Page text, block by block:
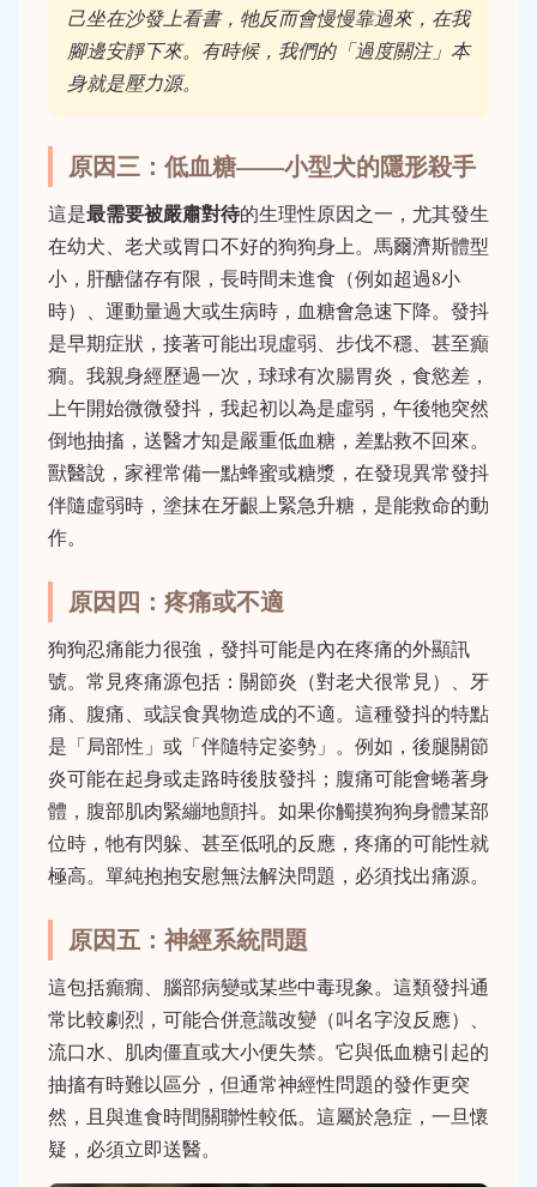
己坐在沙發上看書，牠反而會慢慢靠過來，在我
腳邊安靜下來。有時候，我們的「過度關注」本
身就是壓力源。
原因三：低血糖——小型犬的隱形殺手
這是最需要被嚴肅對待的生理性原因之一，尤其發生
在幼犬、老犬或胃口不好的狗狗身上。馬爾濟斯體型
小，肝醣儲存有限，長時間未進食（例如超過8小
時）、運動量過大或生病時，血糖會急速下降。發抖
是早期症狀，接著可能出現虛弱、步伐不穩、甚至癲
癇。我親身經歷過一次，球球有次腸胃炎，食慾差，
上午開始微微發抖，我起初以為是虛弱，午後牠突然
倒地抽搐，送醫才知是嚴重低血糖，差點救不回來。
獸醫說，家裡常備一點蜂蜜或糖漿，在發現異常發抖
伴隨虛弱時，塗抹在牙齦上緊急升糖，是能救命的動
作。
原因四：疼痛或不適
狗狗忍痛能力很強，發抖可能是內在疼痛的外顯訊
號。常見疼痛源包括：關節炎（對老犬很常見）、牙
痛、腹痛、或誤食異物造成的不適。這種發抖的特點
是「局部性」或「伴隨特定姿勢」。例如，後腿關節
炎可能在起身或走路時後肢發抖；腹痛可能會蜷著身
體，腹部肌肉緊繃地顫抖。如果你觸摸狗狗身體某部
位時，牠有閃躲、甚至低吼的反應，疼痛的可能性就
極高。單純抱抱安慰無法解決問題，必須找出痛源。
原因五：神經系統問題
這包括癲癇、腦部病變或某些中毒現象。這類發抖通
常比較劇烈，可能合併意識改變（叫名字沒反應）、
流口水、肌肉僵直或大小便失禁。它與低血糖引起的
抽搐有時難以區分，但通常神經性問題的發作更突
然，且與進食時間關聯性較低。這屬於急症，一旦懷
疑，必須立即送醫。